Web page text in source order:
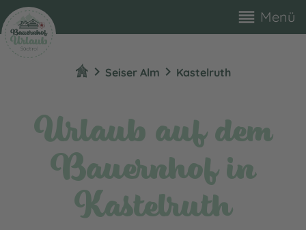
reorder Menü
chevron_right Seiser Alm chevron_right Kastelruth
Urlaub auf dem
Bauernhof in
Kastelruth